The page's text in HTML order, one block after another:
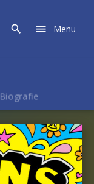
Menu
Biografie